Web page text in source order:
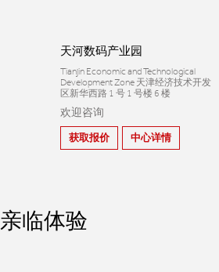
天河数码产业园
Tianjin Economic and Technological
Development Zone 天津经济技术开发
区新华西路 1 号 1 号楼 6 楼
欢迎咨询
获取报价 中心详情
亲临体验